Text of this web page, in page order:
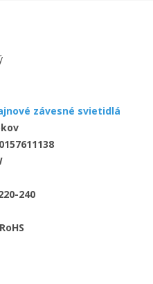
závesné svietidlá
240